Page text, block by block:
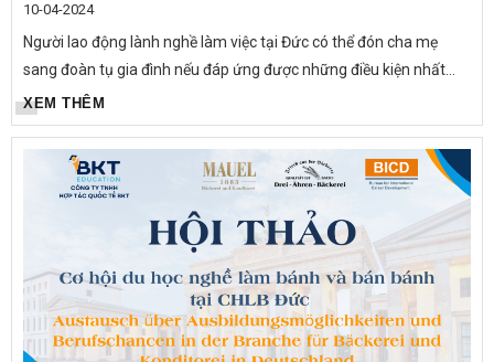
10-04-2024
Người lao động lành nghề làm việc tại Đức có thể đón cha mẹ
sang đoàn tụ gia đình nếu đáp ứng được những điều kiện nhất
định.
XEM THÊM